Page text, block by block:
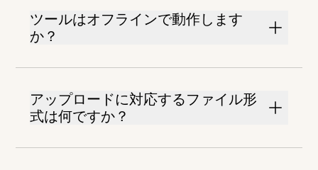
ツールはオフラインで動作します
か？
アップロードに対応するファイル形
式は何ですか？